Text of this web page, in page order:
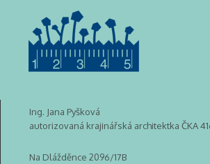
Ing. Jana Pyšková
autorizovaná krajinářská architektka ČKA
Na Dlážděnce 2096/17B